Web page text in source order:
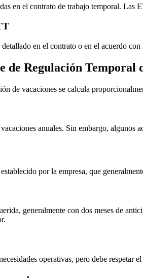
en el contrato de trabajo temporal. Las
en el contrato o en el acuerdo
de Regulación Temporal
de vacaciones se calcula
anuales. Sin embargo, algunos
por la empresa, que
generalmente con dos meses de
operativas, pero debe respetar